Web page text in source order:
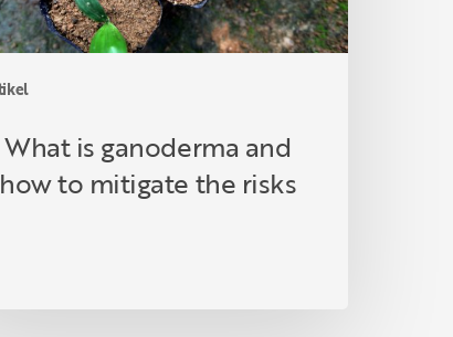
What is ganoderma and
how to mitigate the risks